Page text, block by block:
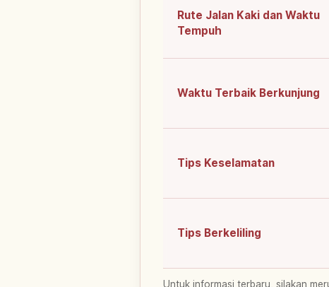
Rute Jalan Kaki dan Waktu
Tempuh
Waktu Terbaik Berkunjung
Tips Keselamatan
Tips Berkeliling
Untuk informasi terbaru, silakan